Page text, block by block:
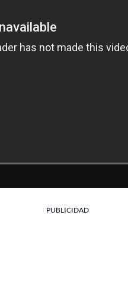
PUBLICIDAD